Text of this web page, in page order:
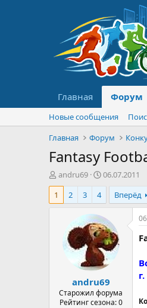
Главная Форум
Новые сообщения
Главная
Форум
Fantasy
А
в
о
м
andru69
Д
а
а
н
а
ч
а
л
а
06.07.2011
1
2 3 4 Вперёд
andru69
Старожил форума
Рейтинг сезона: 0
г.